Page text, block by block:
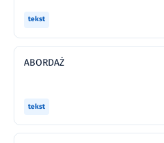
tekst
ABORDAŻ
tekst